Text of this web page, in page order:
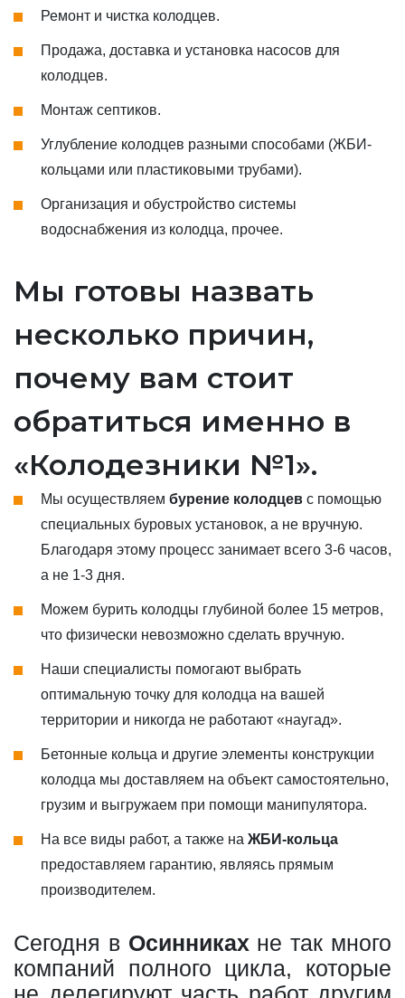
Ремонт и чистка колодцев.
Продажа, доставка и установка насосов для
колодцев.
Монтаж септиков.
Углубление колодцев разными способами (ЖБИ-
кольцами или пластиковыми трубами).
Организация и обустройство системы
водоснабжения из колодца, прочее.
Мы готовы назвать
несколько причин,
почему вам стоит
обратиться именно в
«Колодезники №1».
Мы осуществляем бурение колодцев с помощью
специальных буровых установок, а не вручную.
Благодаря этому процесс занимает всего 3-6 часов,
а не 1-3 дня.
Можем бурить колодцы глубиной более 15 метров,
что физически невозможно сделать вручную.
Наши специалисты помогают выбрать
оптимальную точку для колодца на вашей
территории и никогда не работают «наугад».
Бетонные кольца и другие элементы конструкции
колодца мы доставляем на объект самостоятельно,
грузим и выгружаем при помощи манипулятора.
На все виды работ, а также на ЖБИ-кольца
предоставляем гарантию, являясь прямым
производителем.
Сегодня в Осинникахне так много
компаний полного цикла, которые